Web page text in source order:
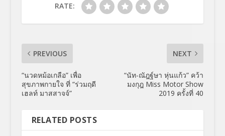
RATE:
PREVIOUS
“นวดหม้อเกลือ” เพื่อ
สุขภาพกายใจ ที่ “ร่วมฤดี
เฮลท์ มาสสาจจ์”
NEXT
“นัท-ณัฎฐ์ษา หุ่นแก้ว” คว้า
มงกุฎ Miss Motor Show
2019 ครั้งที่ 40
RELATED POSTS